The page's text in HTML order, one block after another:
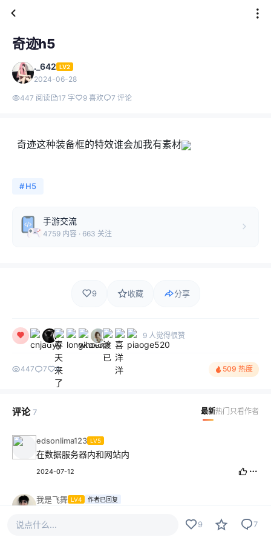
奇迹h5
._642 LV2
2024-06-28
447 阅读 17 字 9 喜欢 7 评论
奇迹这种装备框的特效谁会加我有素材
#H5
手游交流
4759 内容 · 663 关注
9 收藏 分享
9 人觉得很赞
447 7 9 509 热度
评论 7 最新热门 只看作者
edsonlima123 LV5
在数据服务器内和网站内
2024-07-12
我是飞舞 LV4 作者已回复
2024-06-29
说点什么... 9 7